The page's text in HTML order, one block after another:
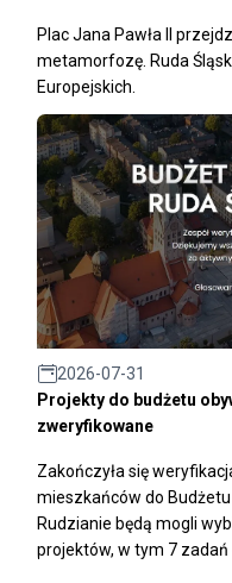
Plac Jana Pawła II
metamorfozę. Ruda
Europejskich.
2026-07-31
Projekty do budżetu
zweryfikowane
Zakończyła się
mieszkańców do
Rudzianie będą mogli
projektów, w tym 7 zadań